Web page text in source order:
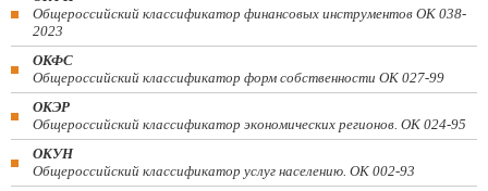
Общероссийский классификатор финансовых инструментов OK 038-
2023
ОКФС
Общероссийский классификатор форм собственности ОК 027-99
ОКЭР
Общероссийский классификатор экономических регионов. ОК 024-95
ОКУН
Общероссийский классификатор услуг населению. ОК 002-93